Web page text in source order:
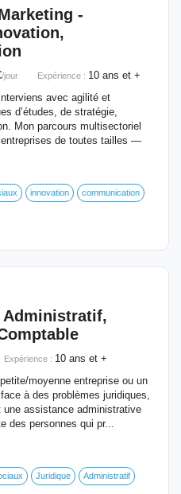
-
/jour Expérience : 10 ans et +
avec agilité et
d’études, de stratégie,
Mon parcours multisectoriel
entreprises de toutes tailles —
innovation communication
Administratif,
Expérience : 10 ans et +
moyenne entreprise ou un
à des problèmes juridiques,
assistance administrative
des personnes qui pr...
Juridique Administratif